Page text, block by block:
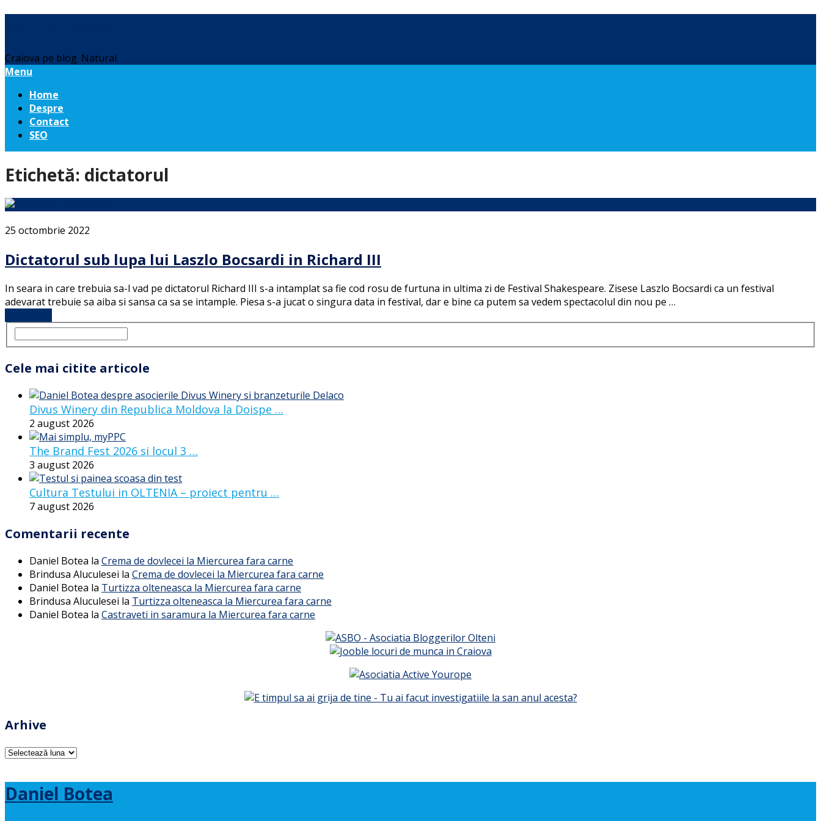
Craiova pe blog. Natural.
Menu
Home
Despre
Contact
SEO
Etichetă: dictatorul
25 octombrie 2022
Dictatorul sub lupa lui Laszlo Bocsardi in Richard III
In seara in care trebuia sa-l vad pe dictatorul Richard III s-a intamplat sa fie cod rosu de furtuna in ultima zi de Festival Shakespeare. Zisese Laszlo Bocsardi ca un festival
adevarat trebuie sa aiba si sansa ca sa se intample. Piesa s-a jucat o singura data in festival, dar e bine ca putem sa vedem spectacolul din nou pe …
Cele mai citite articole
Divus Winery din Republica Moldova la Doispe …
2 august 2026
The Brand Fest 2026 si locul 3 …
3 august 2026
Cultura Testului in OLTENIA – proiect pentru …
7 august 2026
Comentarii recente
Daniel Botea la Crema de dovlecei la Miercurea fara carne
Brindusa Aluculesei la Crema de dovlecei la Miercurea fara carne
Daniel Botea la Turtizza olteneasca la Miercurea fara carne
Brindusa Aluculesei la Turtizza olteneasca la Miercurea fara carne
Daniel Botea la Castraveti in saramura la Miercurea fara carne
Arhive
Arhive
Daniel Botea